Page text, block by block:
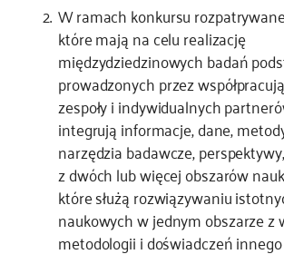
W ramach konkursu
które mają na celu realizację
międzydziedzinowych badań
prowadzonych przez
zespoły i indywidualnych
integrują informacje, dane,
narzędzia badawcze,
z dwóch lub więcej obszarów
które służą rozwiązywaniu
naukowych w jednym obszarze
metodologii i doświadczeń